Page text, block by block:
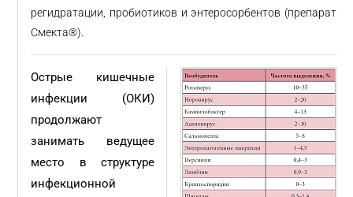
регидратации, пробиотиков и энтеросорбентов (препарат
Смекта®).
Острые кишечные
инфекции (ОКИ)
продолжают
занимать ведущее
место в структуре
инфекционной